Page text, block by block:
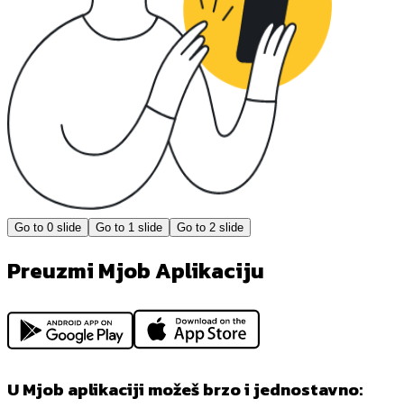
Go to 0 slide Go to 1 slide Go to 2 slide
Preuzmi Mjob Aplikaciju
U Mjob aplikaciji možeš brzo i jednostavno: